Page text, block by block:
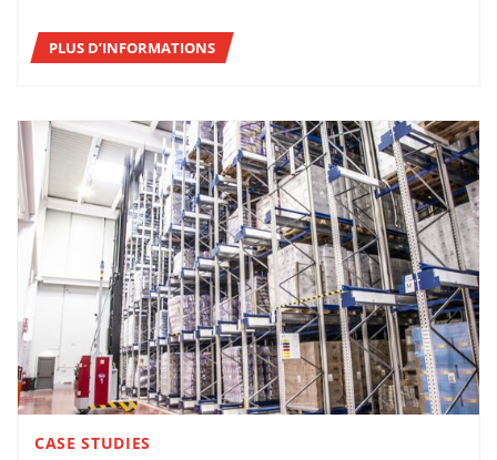
PLUS D’INFORMATIONS
CASE STUDIES